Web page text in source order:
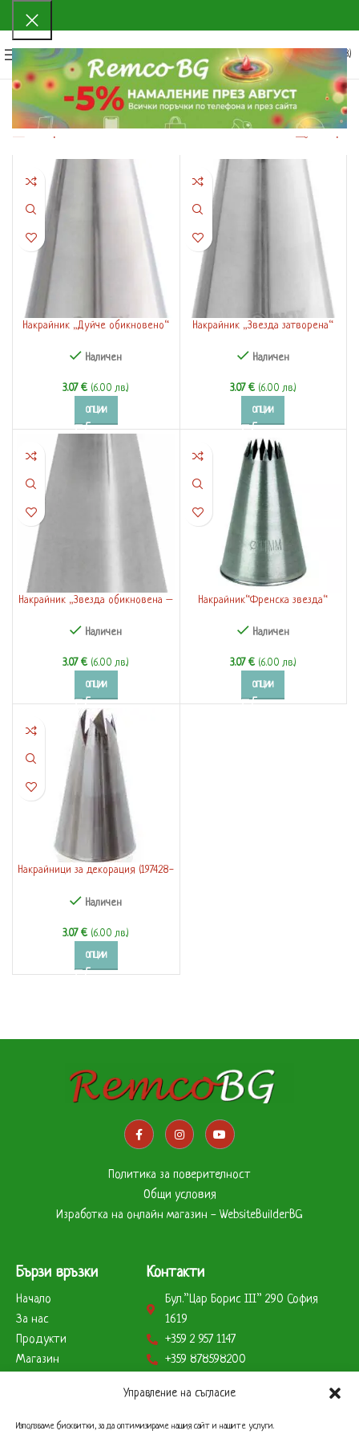
Управление на съгласие
Използваме бисквитки, за да оптимизираме нашия сайт и нашите услуги.
МЕНЮ
0
0.00€ (0.00 ЛВ.)
Начало Продуктът Размер диаметър 11 мм Showing all 5 results
Филтри Филтри
Накрайник „Дуйче обикновено“
Наличен
3.07€ (6.00 лв.)
ОПЦИИ
Накрайник „Звезда затворена“
Наличен
3.07 € (6.00 лв.)
ОПЦИИ
Накрайник „Звезда обикновена –
Наличен
3.07€ (6.00 лв.)
ОПЦИИ
Накрайник“Френска звезда“
Наличен
3.07 € (6.00 лв.)
ОПЦИИ
Накрайници за декорация (197428-
Наличен
3.07€ (6.00 лв.)
ОПЦИИ
Политика за поверителност
Общи условия
Изработка на онлайн магазин - WebsiteBuilderBG
Бързи връзки
Начало
За нас
Продукти
Магазин
Начини на плащане
Контакти
Бул.”Цар Борис ІІІ” 290 София
1619
+359 2 957 1147
+359 878598200
info@remcobg.com